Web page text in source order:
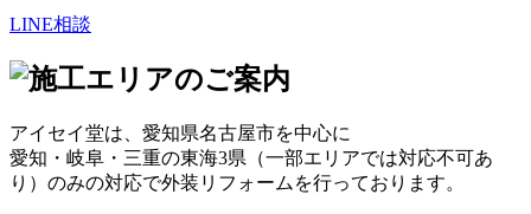
LINE相談
アイセイ堂は、 愛知県名古屋市を中心に
愛知・岐阜・三重の東海3県（一部エリアでは対応不可あ
り）のみの対応で外装リフォームを行っております。